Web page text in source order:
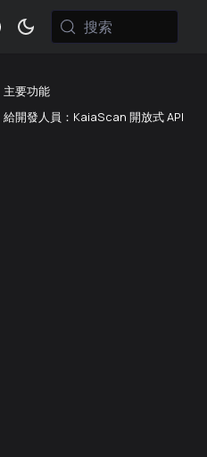
搜索
主要功能
給開發人員：KaiaScan 開放式 API